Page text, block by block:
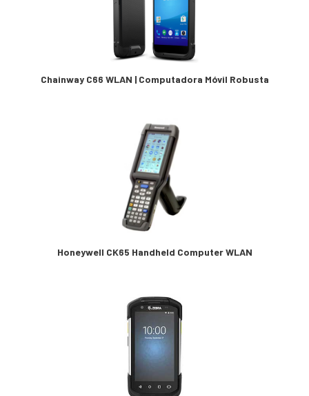
Chainway C66 WLAN | Computadora Móvil Robusta
Honeywell CK65 Handheld Computer WLAN